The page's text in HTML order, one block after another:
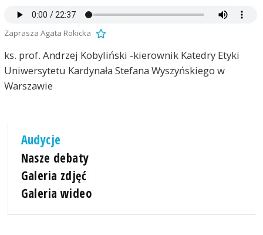
Zaprasza Agata Rokicka
ks. prof. Andrzej Kobyliński -kierownik Katedry Etyki
Uniwersytetu Kardynała Stefana Wyszyńskiego w
Warszawie
Audycje
Nasze debaty
Galeria zdjęć
Galeria wideo